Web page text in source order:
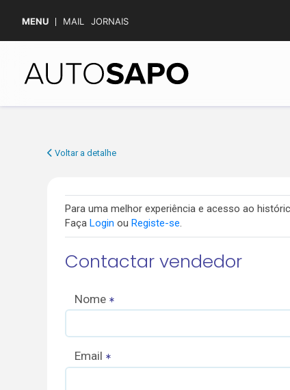
MENU MAIL JORNAIS
Voltar a detalhe
Para uma melhor experiência e acesso ao
Faça Login ou Registe-se.
Contactar vendedor
Nome
Email